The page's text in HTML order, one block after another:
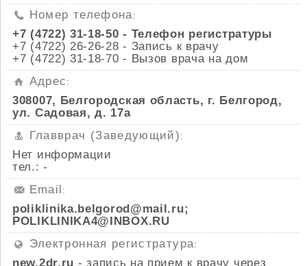
Номер телефона:
+7 (4722) 31-18-50 - Телефон регистратуры
+7 (4722) 26-26-28 - Запись к врачу
+7 (4722) 31-18-70 - Вызов врача на дом
Адрес:
308007, Белгородская область, г. Белгород,
ул. Садовая, д. 17а
Главврач (Заведующий):
Нет информации
тел.: -
Email :
poliklinika.belgorod@mail.ru;
POLIKLINIKA4@INBOX.RU
Электронная регистратура:
new.2dr.ru - запись на прием к врачу через